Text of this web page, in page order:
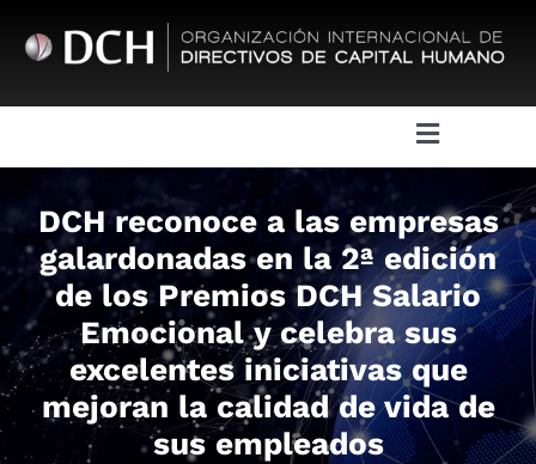
Toggle
Sobre DCH
Juntas Directivas
Eventos
Actividades
DCH reconoce a las empresas
galardonadas en la 2ª edición
de los Premios DCH Salario
Emocional y celebra sus
excelentes iniciativas que
mejoran la calidad de vida de
sus empleados